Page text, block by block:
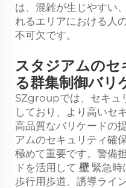
は、混雑が生じやすい
れるエリアにおける人
不可欠です。
スタジアムのセ
る群集制御バリ
SZgroupでは、セキュ
しており、より高いセ
高品質なバリケードの
アムのセキュリティ確
極めて重要です。警備
ドを活用して 壁 緊急時
歩行用歩道、誘導ライ